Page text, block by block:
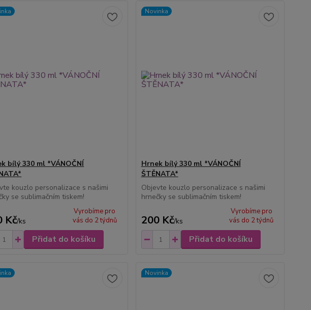
bílý 330 ml *VÁNOČNÍ
kouzlo personalizace s našimi
se sublimačním tiskem!
Kč/ks
Vyrobíme pro
vás do 2 týdnů
Přidat do košíku
Novinka
Hrnek bílý 330 ml *VÁNOČNÍ
ŠTĚNATA*
Objevte kouzlo personalizace s našimi
hrnečky se sublimačním tiskem!
200 Kč/ks
Vyrobíme pro
vás do 2 týdnů
Přidat do košíku
Novinka